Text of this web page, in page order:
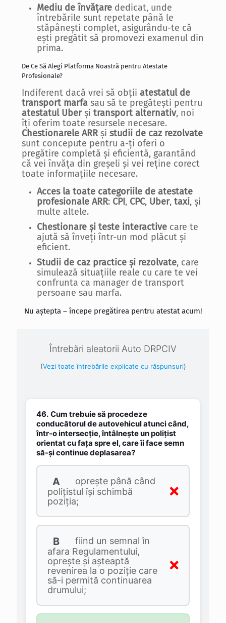
Mediu de învățare dedicat, unde
întrebările sunt repetate până le
stăpânești complet, asigurându-te că
ești pregătit să promovezi examenul din
prima.
De Ce Să Alegi Platforma Noastră pentru Atestate
Profesionale?
Indiferent dacă vrei să obții atestatul de
transport marfa sau să te pregătești pentru
atestatul Uberși transport alternativ, noi
îți oferim toate resursele necesare.
Chestionarele ARRși studii de caz rezolvate
sunt concepute pentru a-ți oferi o
pregătire completă și eficientă, garantând
că vei învăța din greșeli și vei reține corect
toate informațiile necesare.
Acces la toate categoriile de atestate
profesionale ARR: CPI, CPC, Uber, taxi, și
multe altele.
Chestionare și teste interactive care te
ajută să înveți într-un mod plăcut și
eficient.
Studii de caz practice și rezolvate, care
simulează situațiile reale cu care te vei
confrunta ca manager de transport
persoane sau marfa.
Nu aștepta – începe pregătirea pentru atestat acum!
Întrebări aleatorii Auto DRPCIV
(Vezi toate întrebările explicate cu răspunsuri)
46. Cum trebuie să procedeze
conducătorul de autovehicul atunci când,
într-o intersecţie, întâlneşte un poliţist
orientat cu faţa spre el, care îi face semn
să-şi continue deplasarea?
A
opreşte până când
poliţistul îşi schimbă
poziţia;
B
fiind un semnal în
afara Regulamentului,
opreşte şi aşteaptă
revenirea la o poziţie care
să-i permită continuarea
drumului;